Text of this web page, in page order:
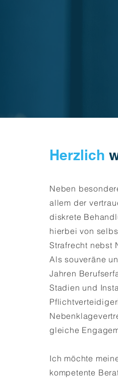
Herzlich
Neben
allem der
diskrete
hierbei von
Strafrecht nebst
Als souveräne
Jahren
Stadien und
gleiche
Ich möchte
kompetente